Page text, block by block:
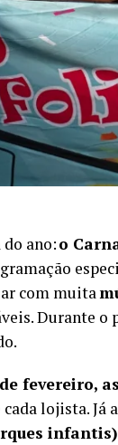
do ano:o
com muita
Durante
fevereiro,
lojista. Já